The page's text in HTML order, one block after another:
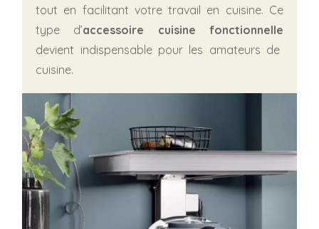
tout en facilitant votre travail en cuisine. Ce
type d’accessoire cuisine fonctionnelle
devient indispensable pour les amateurs de
cuisine.